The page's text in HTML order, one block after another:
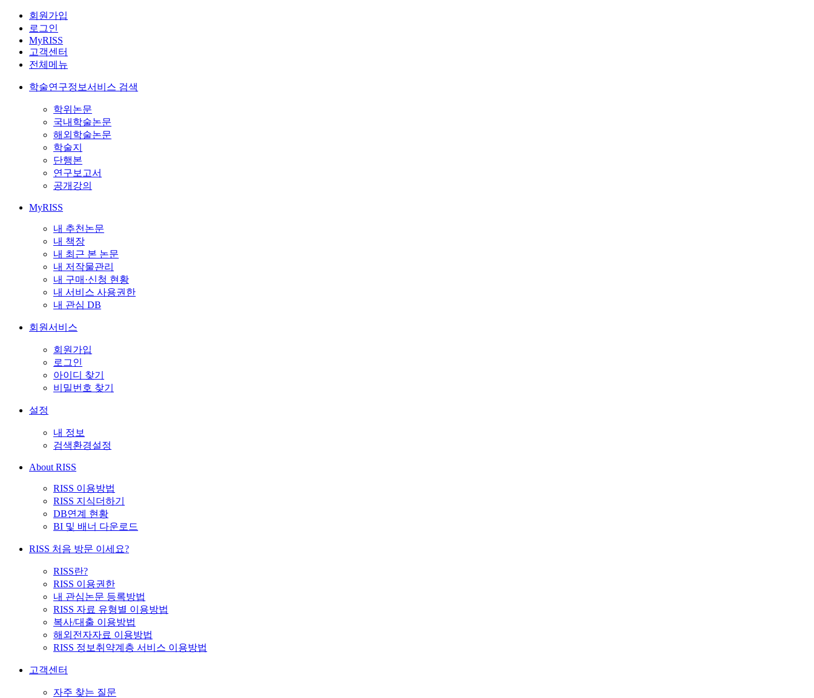
회원가입
로그인
MyRISS
고객센터
전체메뉴
학술연구정보서비스 검색
학위논문
국내학술논문
해외학술논문
학술지
단행본
연구보고서
공개강의
MyRISS
내 추천논문
내 책장
내 최근 본 논문
내 저작물관리
내 구매·신청 현황
내 서비스 사용권한
내 관심 DB
회원서비스
회원가입
로그인
아이디 찾기
비밀번호 찾기
설정
내 정보
검색환경설정
About RISS
RISS 이용방법
RISS 지식더하기
DB연계 현황
BI 및 배너 다운로드
RISS 처음 방문 이세요?
RISS란?
RISS 이용권한
내 관심논문 등록방법
RISS 자료 유형별 이용방법
복사/대출 이용방법
해외전자자료 이용방법
RISS 정보취약계층 서비스 이용방법
고객센터
자주 찾는 질문